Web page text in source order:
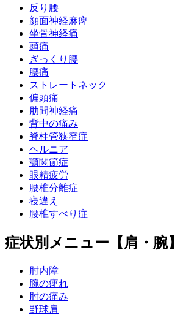
反り腰
顔面神経麻痺
坐骨神経痛
頭痛
ぎっくり腰
腰痛
ストレートネック
偏頭痛
肋間神経痛
背中の痛み
脊柱管狭窄症
ヘルニア
顎関節症
眼精疲労
腰椎分離症
寝違え
腰椎すべり症
症状別メニュー【肩・腕】
肘内障
腕の痺れ
肘の痛み
野球肩